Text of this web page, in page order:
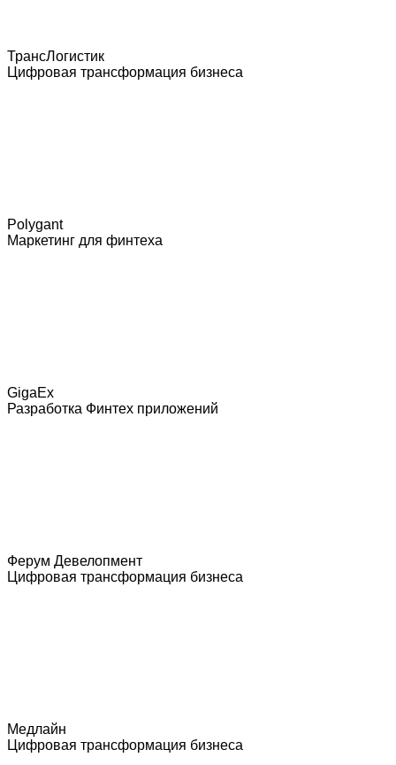
ТрансЛогистик
Цифровая трансформация бизнеса
Polygant
Маркетинг для финтеха
GigaEx
Разработка Финтех приложений
Ферум Девелопмент
Цифровая трансформация бизнеса
Медлайн
Цифровая трансформация бизнеса